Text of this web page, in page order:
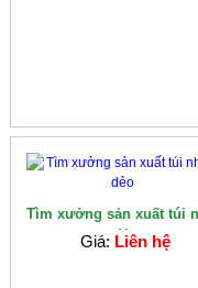
Tìm xưởng sản xuất túi
dẻo
Giá: Liên hệ